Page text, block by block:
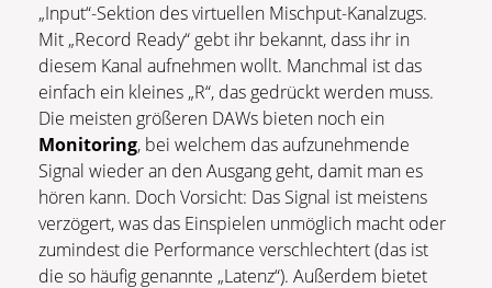
„Input“-Sektion des virtuellen Mischput-Kanalzugs.
Mit „Record Ready“ gebt ihr bekannt, dass ihr in
diesem Kanal aufnehmen wollt. Manchmal ist das
einfach ein kleines „R“, das gedrückt werden muss.
Die meisten größeren DAWs bieten noch ein
Monitoring, bei welchem das aufzunehmende
Signal wieder an den Ausgang geht, damit man es
hören kann. Doch Vorsicht: Das Signal ist meistens
verzögert, was das Einspielen unmöglich macht oder
zumindest die Performance verschlechtert (das ist
die so häufig genannte „Latenz“). Außerdem bietet